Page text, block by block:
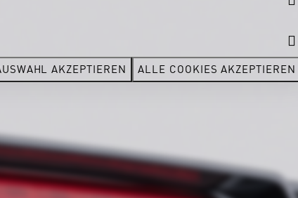
AKZEPTIEREN ALLE COOKIES AKZEPTIEREN